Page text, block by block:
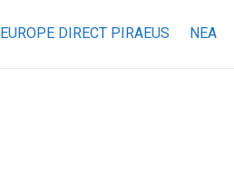
EUROPE DIRECT PIRAEUS ΝΕΑ